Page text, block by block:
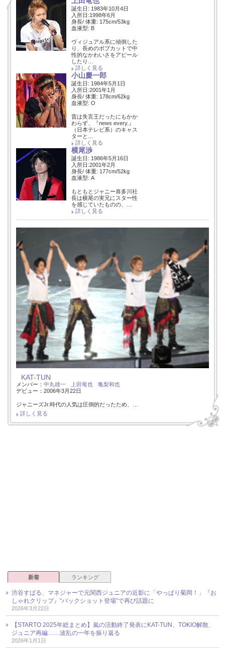
誕生日: 1983年10月4日
入所日:1998年6月
身長/ 体重: 175cm/53kg
血液型: B
ヴィジュアル系に傾倒した
り、長めのボブカットで中
性的なかわいさをアピール
したり…
詳しく見る
小山慶一郎
誕生日: 1984年5月1日
入所日:2001年1月
身長/ 体重: 178cm/62kg
血液型: O
昔は失言王だったにもかか
わらず、『news every.』
（日本テレビ系）のキャス
ターと…
詳しく見る
横尾渉
誕生日: 1986年5月16日
入所日:2001年2月
身長/ 体重: 177cm/52kg
血液型: A
もともとジャニー喜多川社
長は横尾の実兄にスター性
を感じていたものの、…
詳しく見る
KAT-TUN
メンバー： 中丸雄一 上田竜也
亀梨和也
デビュー：2006年3月22日
ジャニーズJr.時代の人気は圧倒的だったため、…
詳しく見る
新着 ランキング
渋谷すばる、マネジャーで元関西ジュニアの近影に「やっぱり菊岡！」『お
しゃれクリップ』“バックショット登場”で再び話題に
2026年3月22日
【STARTO 2025年総まとめ】嵐の活動終了発表にKAT-TUN、TOKIO解散、
ジュニア再編……波乱の一年を振り返る
2026年1月1日